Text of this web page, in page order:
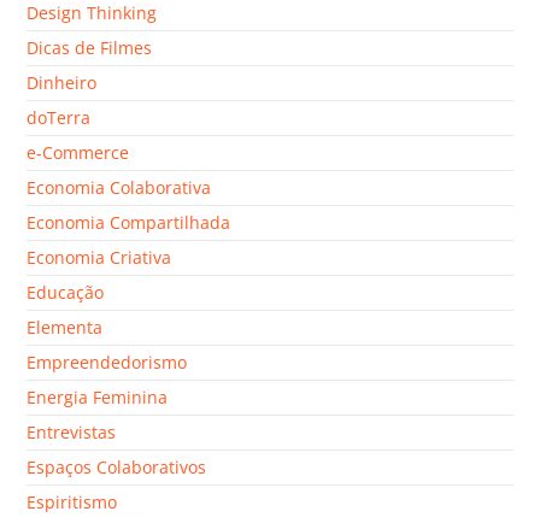
Design Thinking
Dicas de Filmes
Dinheiro
doTerra
e-Commerce
Economia Colaborativa
Economia Compartilhada
Economia Criativa
Educação
Elementa
Empreendedorismo
Energia Feminina
Entrevistas
Espaços Colaborativos
Espiritismo